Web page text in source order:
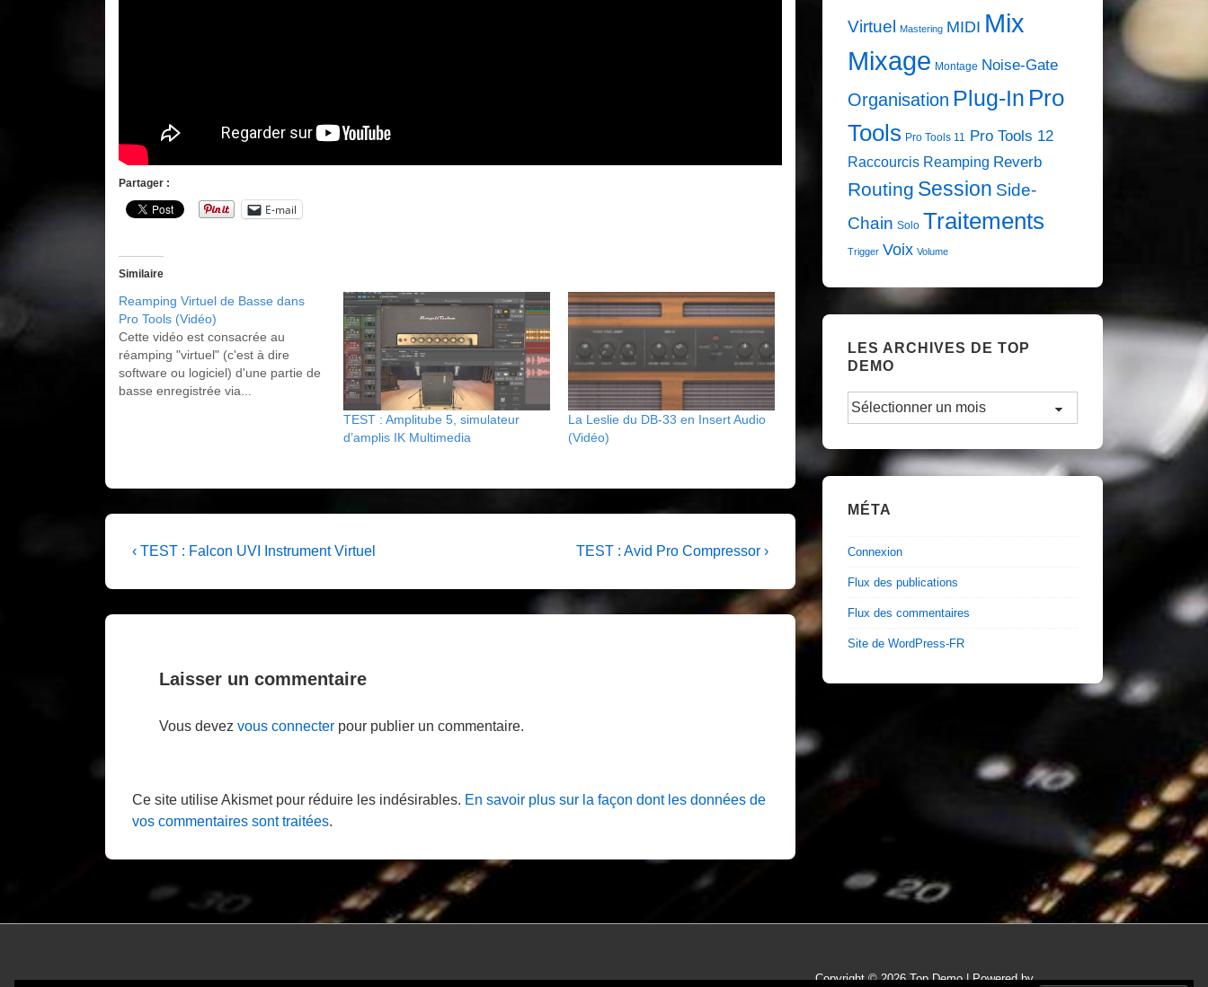
Partager :
E-mail
Similaire
Reamping Virtuel de Basse dans
Pro Tools (Vidéo)
Cette vidéo est consacrée au
réamping "virtuel" (c'est à dire
software ou logiciel) d'une partie de
basse enregistrée via...
TEST : Amplitube 5, simulateur
d’amplis IK Multimedia
La Leslie du DB-33 en Insert Audio
(Vidéo)
Navigation
de
l’article
Previous
is
‹ TEST : Falcon UVI Instrument Virtuel
Next
is
TEST : Avid Pro Compressor ›
Laisser un commentaire
Vous devez vous connecter pour publier un commentaire.
Ce site utilise Akismet pour réduire les indésirables. En savoir plus sur la façon dont les données de
vos commentaires sont traitées.
Virtuel Mastering MIDI Mix
Mixage Montage Noise-Gate
Organisation Plug-In Pro
Tools Pro Tools 11 Pro Tools 12
Raccourcis Reamping Reverb
Routing Session Side-
Chain Solo Traitements
Trigger Voix Volume
LES ARCHIVES DE TOP
DEMO
Les
Archives
TOP
MÉTA
Connexion
Flux des publications
Flux des commentaires
Site de WordPress-FR
Copyright © 2026 Top Demo | Powered by